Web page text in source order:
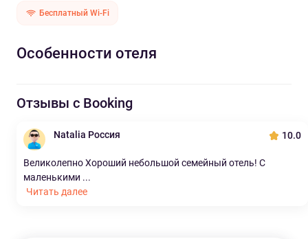
Бесплатный Wi-Fi
Особенности отеля
Отзывы с Booking
Natalia Россия 10.0
Великолепно Хороший небольшой семейный отель! С
маленькими ...
Читать далее